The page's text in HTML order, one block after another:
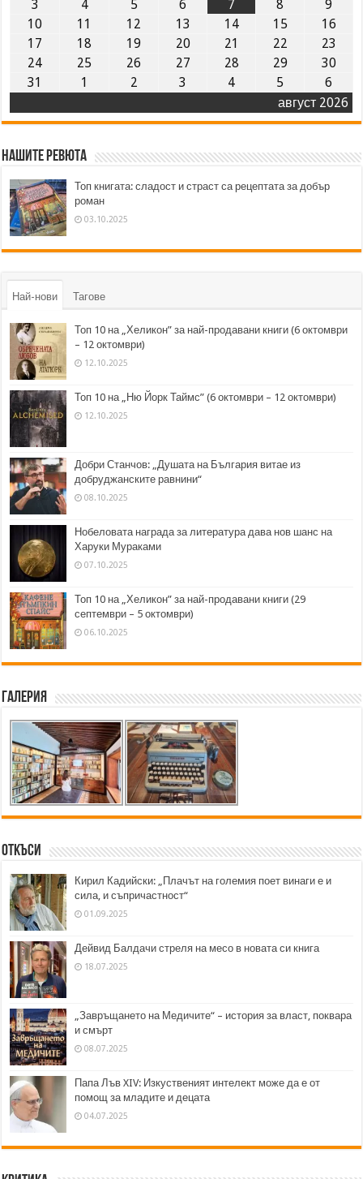
август 2026
3 4 5 6 7 8
9
10
11 12 13 14 15
16
17
18 19 20 21 22
23
24
25 26 27 28 29
30
31
1 2 3 4 5 6
Нашите ревюта
Топ книгата: сладост и страст са рецептата за добър
роман
03.10.2025
Най-нови Тагове
Топ 10 на „Хеликон” за най-продавани книги (6 октомври
– 12 октомври)
12.10.2025
Топ 10 на „Ню Йорк Таймс” (6 октомври – 12 октомври)
12.10.2025
Добри Станчов: „Душата на България витае из
добруджанските равнини“
08.10.2025
Нобеловата награда за литература дава нов шанс на
Харуки Мураками
07.10.2025
Топ 10 на „Хеликон” за най-продавани книги (29
септември – 5 октомври)
06.10.2025
Галерия
Откъси
Кирил Кадийски: „Плачът на големия поет винаги е и
сила, и съпричастност“
01.09.2025
Дейвид Балдачи стреля на месо в новата си книга
18.07.2025
„Завръщането на Медичите“ – история за власт, поквара
и смърт
08.07.2025
Папа Лъв XIV: Изкуственият интелект може да е от
помощ за младите и децата
04.07.2025